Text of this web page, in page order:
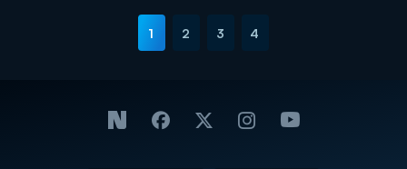
1 2 3 4